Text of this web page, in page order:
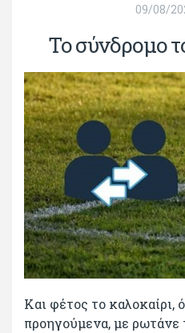
09/08/
Το σύνδρομο
Και φέτος το καλοκαίρι,
προηγούμενα, με